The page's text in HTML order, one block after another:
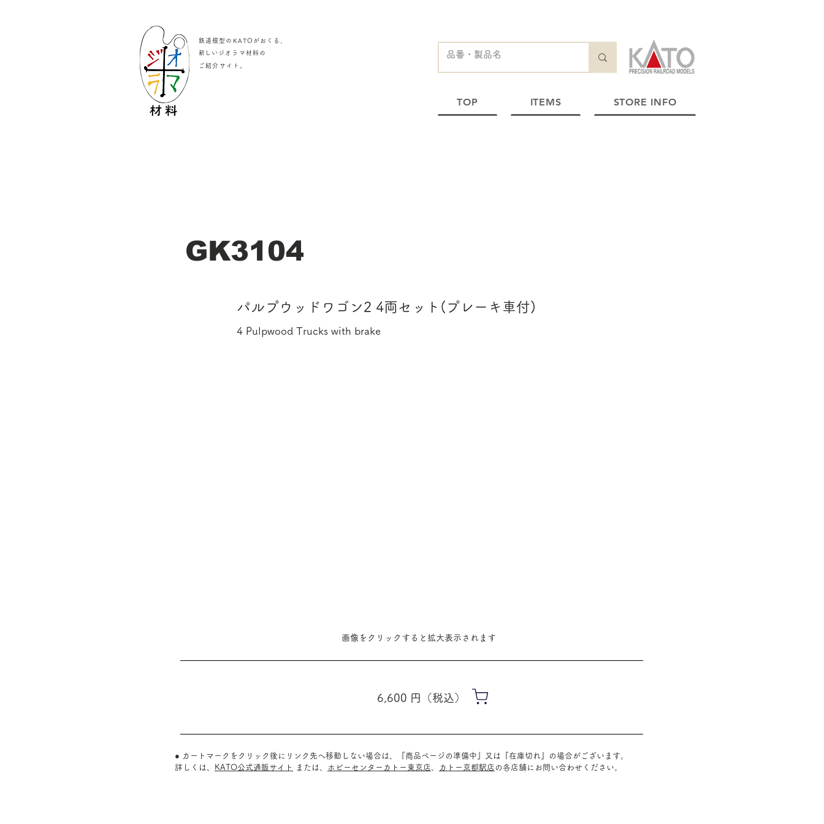
鉄道模型のKATOがおくる、
​新しいジオラマ材料の
ご紹介サイト
TOP ITEMS STORE INFO
GK3104
4 Pulpwood Trucks with brake
パルプウッドワゴン2 4両セット(プレーキ車付)
​画像をクリックすると拡大表示されます
6,600 ​円（税込）
● カートマークをクリック後にリンク先へ移動しない場合は、『商品ページの準備中』又は『在庫切れ』の場合がございます。
詳しくは、
KATO公式通販サイト または、 ホビーセンターカトー東京店 カトー京都駅店の 各店舗に お問い合わせください。